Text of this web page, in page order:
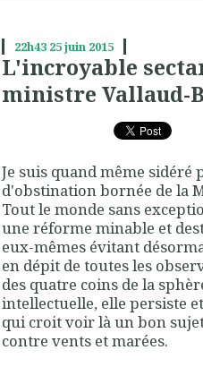
22h43 25juin 2015
L'incroyable
ministre Vallaud-
Je suis quand même sidéré
d'obstination bornée de la
Tout le monde sans
une réforme minable et
eux-mêmes évitant
en dépit de toutes les
des quatre coins de la
intellectuelle, elle persiste
qui croit voir là un bon
contre vents et marées.